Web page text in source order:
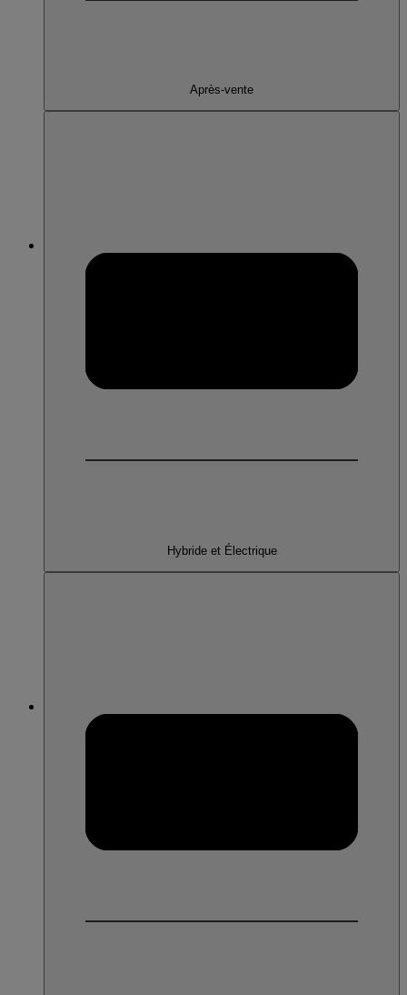
Après-vente
Hybride et Électrique